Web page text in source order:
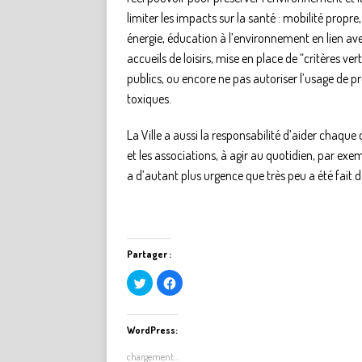
limiter les impacts sur la santé : mobilité
énergie, éducation à l’environnement en lien
accueils de loisirs, mise en place de “critères
publics, ou encore ne pas autoriser l’usage de
toxiques.
La Ville a aussi la responsabilité d’aider chaque
et les associations, à agir au quotidien, par
a d’autant plus urgence que très peu a été
Partager :
C
l
u
e
z
o
C
l
u
e
z
o
WordPress:
chargement…